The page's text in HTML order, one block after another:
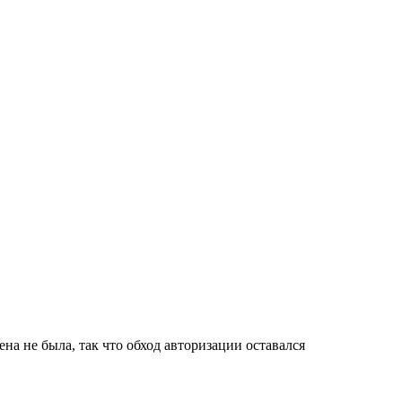
не была, так что обход авторизации оставался